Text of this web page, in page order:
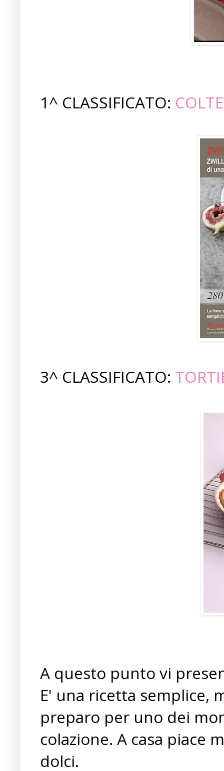
1^ CLASSIFICATO:
3^ CLASSIFICATO:
A questo punto vi
E' una ricetta semplice,
preparo per uno dei
colazione. A casa piace
dolci.